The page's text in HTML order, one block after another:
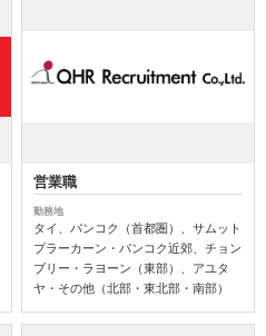
営業職
勤務地
タイ、バンコク（首都圏）、サムット
プラーカーン・バンコク近郊、チョン
ブリー・ラヨーン（東部）、アユタ
ヤ・その他（北部・東北部・南部）